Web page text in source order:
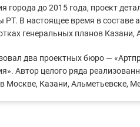
города до 2015 года, проект
РТ. В настоящее время в составе
генеральных планов
два проектных бюро —
Автор целого ряда
Москве, Казани, Альметьевске,